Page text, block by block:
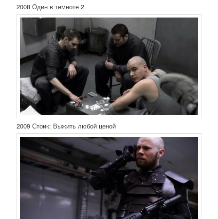
2008 Один в темноте 2
2009 Стоик: Выжить любой ценой